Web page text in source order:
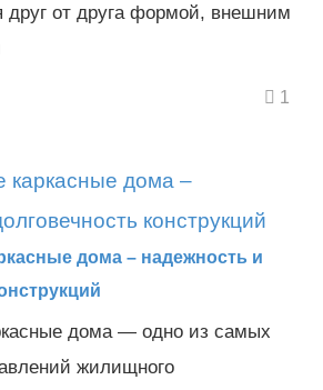
друг от друга формой, внешним
1
дома – надежность и
дома — одно из самых
жилищного